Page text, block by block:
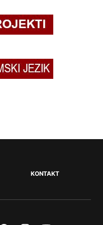
KONTAKT